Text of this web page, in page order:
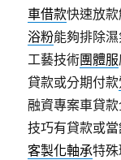
車借款快速放
浴粉能夠排除
工藝技術團體服
貸款或分期付款
融資專案車貸
技巧有貸款或
客製化軸承特